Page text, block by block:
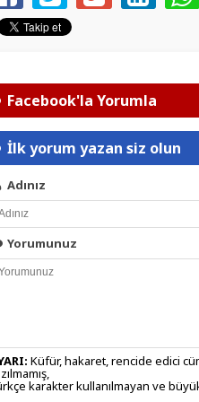
Facebook'la Yorumla
İlk yorum yazan siz olun
Adınız
Yorumunuz
Küfür, hakaret, rencide edici
karakter kullanılmayan ve